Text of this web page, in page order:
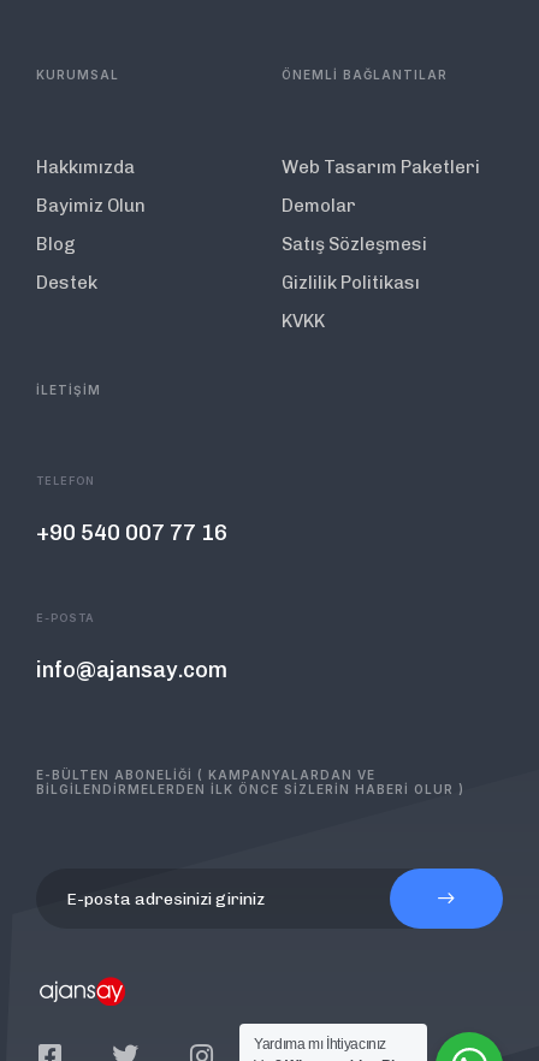
KURUMSAL
Hakkımızda
Bayimiz Olun
Blog
Destek
ÖNEMLİ BAĞLANTILAR
Web Tasarım Paketleri
Demolar
Satış Sözleşmesi
Gizlilik Politikası
KVKK
İLETİŞİM
TELEFON
+90 540 007 77 16
E-POSTA
info@ajansay.com
E-BÜLTEN ABONELİĞİ ( KAMPANYALARDAN VE
BİLGİLENDİRMELERDEN İLK ÖNCE SİZLERİN HABERİ OLUR )
Yardıma mı İhtiyacınız